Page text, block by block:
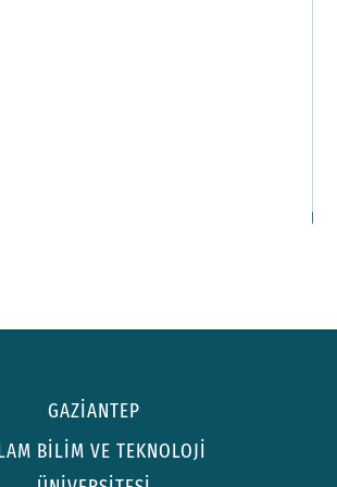
GAZİANTEP
BİLİM VE TEKNOLOJİ